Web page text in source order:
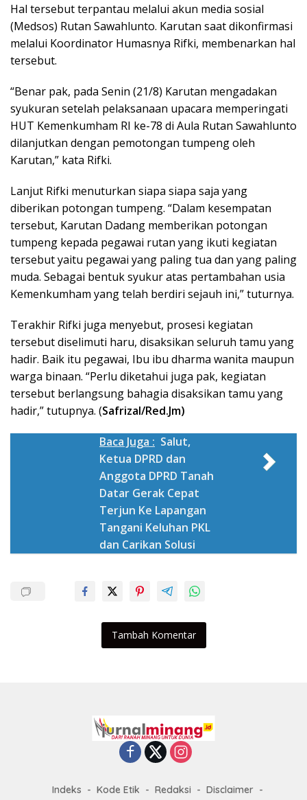
Hal tersebut terpantau melalui akun media sosial
(Medsos) Rutan Sawahlunto. Karutan saat dikonfirmasi
melalui Koordinator Humasnya Rifki, membenarkan hal
tersebut.
“Benar pak, pada Senin (21/8) Karutan mengadakan
syukuran setelah pelaksanaan upacara memperingati
HUT Kemenkumham RI ke-78 di Aula Rutan Sawahlunto
dilanjutkan dengan pemotongan tumpeng oleh
Karutan,” kata Rifki.
Lanjut Rifki menuturkan siapa siapa saja yang
diberikan potongan tumpeng. “Dalam kesempatan
tersebut, Karutan Dadang memberikan potongan
tumpeng kepada pegawai rutan yang ikuti kegiatan
tersebut yaitu pegawai yang paling tua dan yang paling
muda. Sebagai bentuk syukur atas pertambahan usia
Kemenkumham yang telah berdiri sejauh ini,” tuturnya.
Terakhir Rifki juga menyebut, prosesi kegiatan
tersebut diselimuti haru, disaksikan seluruh tamu yang
hadir. Baik itu pegawai, Ibu ibu dharma wanita maupun
warga binaan. “Perlu diketahui juga pak, kegiatan
tersebut berlangsung bahagia disaksikan tamu yang
hadir,” tutupnya. (Safrizal/Red.Jm)
Baca Juga : Salut,
Ketua DPRD dan
Anggota DPRD Tanah
Datar Gerak Cepat
Terjun Ke Lapangan
Tangani Keluhan PKL
dan Carikan Solusi
Tambah Komentar
Indeks Kode Etik Redaksi
Disclaimer